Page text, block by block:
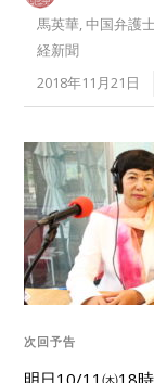
馬英華,中国弁護
経新聞
2018年11月21日
次回予告